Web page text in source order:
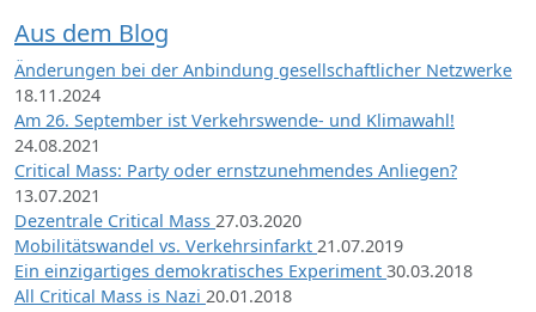
Aus dem Blog
Änderungen bei der Anbindung gesellschaftlicher Netzwerke
18.11.2024
Am 26. September ist Verkehrswende- und Klimawahl!
24.08.2021
Critical Mass: Party oder ernstzunehmendes Anliegen?
13.07.2021
Dezentrale Critical Mass 27.03.2020
Mobilitätswandel vs. Verkehrsinfarkt 21.07.2019
Ein einzigartiges demokratisches Experiment 30.03.2018
All Critical Mass is Nazi 20.01.2018